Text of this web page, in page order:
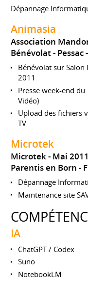
Dépannage
Animasia
Association
Bénévolat
Pessac
Bénévolat sur
2011
Presse week-end
Vidéo)
Upload des fichiers
TV
Microtek
Microtek Mai
Parentis en Born
Dépannage
Maintenance site
IA
ChatGPT / Codex
Suno
NotebookLM